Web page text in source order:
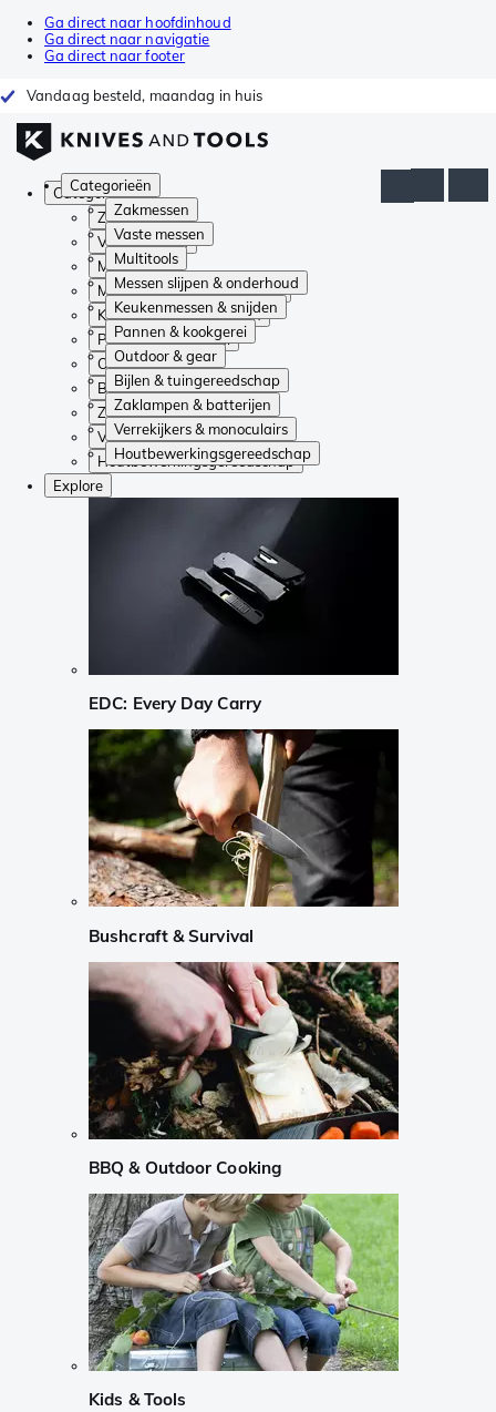
Ga direct naar hoofdinhoud
Ga direct naar navigatie
Ga direct naar footer
Vandaag besteld, maandag in huis
Categorieën
Zakmessen
Vaste messen
Multitools
Messen slijpen & onderhoud
Keukenmessen & snijden
Pannen & kookgerei
Outdoor & gear
Bijlen & tuingereedschap
Zaklampen & batterijen
Verrekijkers & monoculairs
Houtbewerkingsgereedschap
Categorieën
Zakmessen
Vaste messen
Multitools
Messen slijpen & onderhoud
Keukenmessen & snijden
Pannen & kookgerei
Outdoor & gear
Bijlen & tuingereedschap
Zaklampen & batterijen
Verrekijkers & monoculairs
Houtbewerkingsgereedschap
Explore
EDC: Every Day Carry
Bushcraft & Survival
BBQ & Outdoor Cooking
Kids & Tools